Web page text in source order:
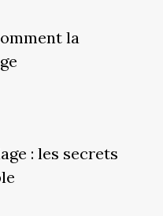
la
: les secrets